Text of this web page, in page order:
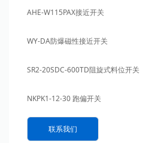
AHE-W115PAX接近开关
WY-DA防爆磁性接近开关
SR2-20SDC-600TD阻旋式料位开关
NKPK1-12-30 跑偏开关
阻旋料位开关BR-10D500N 220VAC 4W
联系我们